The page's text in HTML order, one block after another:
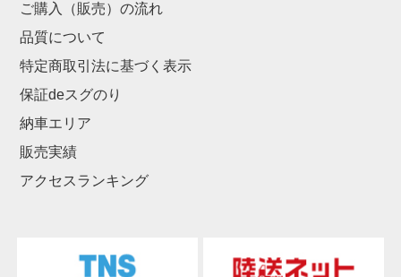
ご購入（販売）の流れ
品質について
特定商取引法に基づく表示
保証deスグのり
納車エリア
販売実績
アクセスランキング